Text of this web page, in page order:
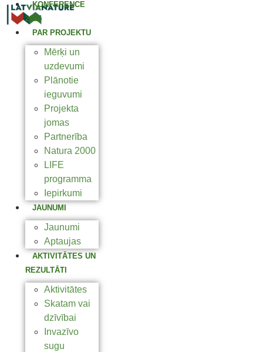
KONFERENCE
2025
PAR PROJEKTU
Mērķi un
uzdevumi
Plānotie
ieguvumi
Projekta
jomas
Partnerība
Natura 2000
LIFE
programma
Iepirkumi
JAUNUMI
Jaunumi
Aptaujas
AKTIVITĀTES UN
REZULTĀTI
Aktivitātes
Skatam vai
dzīvībai
Invazīvo
sugu